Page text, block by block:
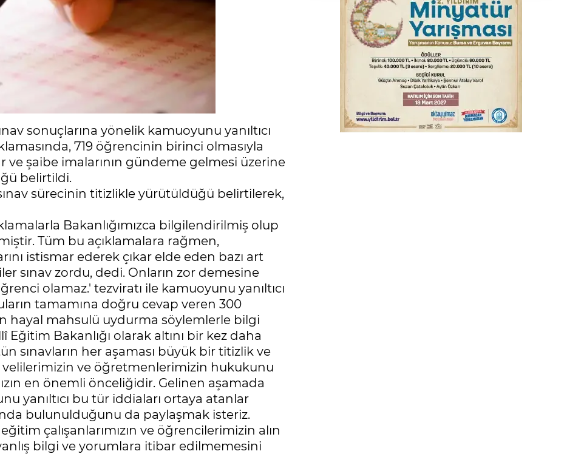
sonuçlarına yönelik kamuoyunu yanıltıcı
719 öğrencinin birinci olmasıyla
ve şaibe imalarının gündeme gelmesi üzerine
belirtildi.
sürecinin titizlikle yürütüldüğü belirtilerek,
Bakanlığımızca bilgilendirilmiş olup
Tüm bu açıklamalara rağmen,
istismar ederek çıkar elde eden bazı art
sınav zordu, dedi. Onların zor demesine
olamaz.' tezviratı ile kamuoyunu yanıltıcı
tamamına doğru cevap veren 300
hayal mahsulü uydurma söylemlerle bilgi
Bakanlığı olarak altını bir kez daha
sınavların her aşaması büyük bir titizlik ve
ve öğretmenlerimizin hukukunu
en önemli önceliğidir. Gelinen aşamada
yanıltıcı bu tür iddiaları ortaya atanlar
bulunulduğunu da paylaşmak isteriz.
çalışanlarımızın ve öğrencilerimizin alın
bilgi ve yorumlara itibar edilmemesini
TOFAŞ Basketbol'da sağlık kontrolleri
başladı
Bursa’da bugün hava nasıl olacak?
Osmangazi’de iş arayanlara destek